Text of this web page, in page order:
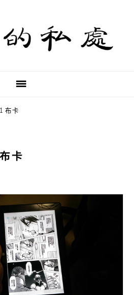
布卡
卡